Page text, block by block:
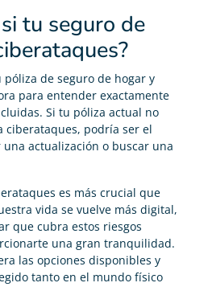
tu seguro de
de seguro de hogar y
para entender exactamente
Si tu póliza actual no
ciberataques, podría ser el
actualización o buscar una
es más crucial que
vida se vuelve más digital,
que cubra estos riesgos
una gran tranquilidad.
las opciones disponibles y
tanto en el mundo físico